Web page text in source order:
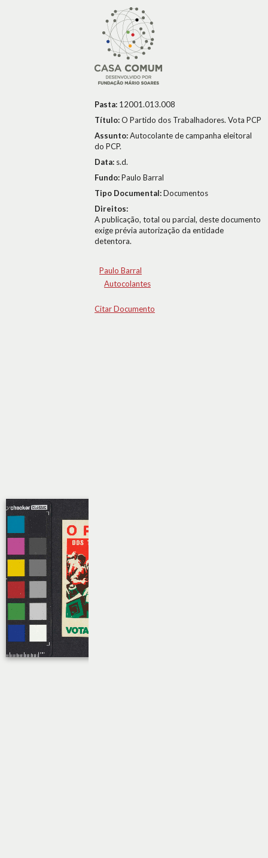
Pasta: 12001.013.008
Título:O Partido dos Trabalhadores. Vota PCP
Assunto:Autocolante de campanha eleitoral
do PCP.
Data: s.d.
Fundo:Paulo Barral
Tipo Documental:Documentos
Direitos:
A publicação, total ou parcial, deste documento
exige prévia autorização da entidade
detentora.
Paulo Barral
Autocolantes
Citar Documento